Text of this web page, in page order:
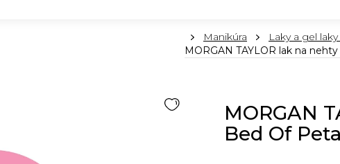
DomůManikúra Laky a gel
MORGAN TAYLOR lak na
MORGAN
Bed Of